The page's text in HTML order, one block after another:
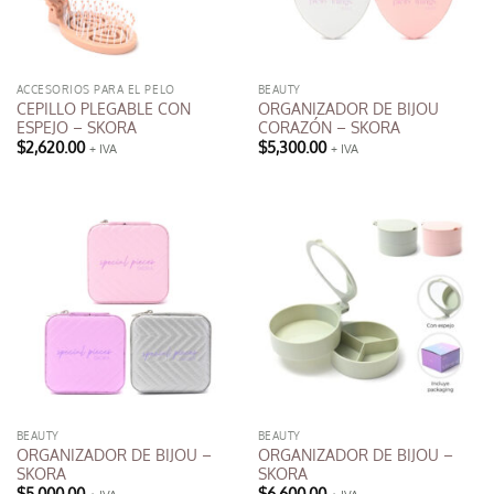
ACCESORIOS PARA EL PELO
CEPILLO PLEGABLE CON
ESPEJO – SKORA
$2,620.00 + IVA
BEAUTY
ORGANIZADOR DE BIJOU
CORAZÓN – SKORA
$5,300.00 + IVA
variantes.
opciones
se
pueden
elegir
página
de
producto
BEAUTY
ORGANIZADOR DE BIJOU –
SKORA
BEAUTY
ORGANIZADOR DE BIJOU –
SKORA